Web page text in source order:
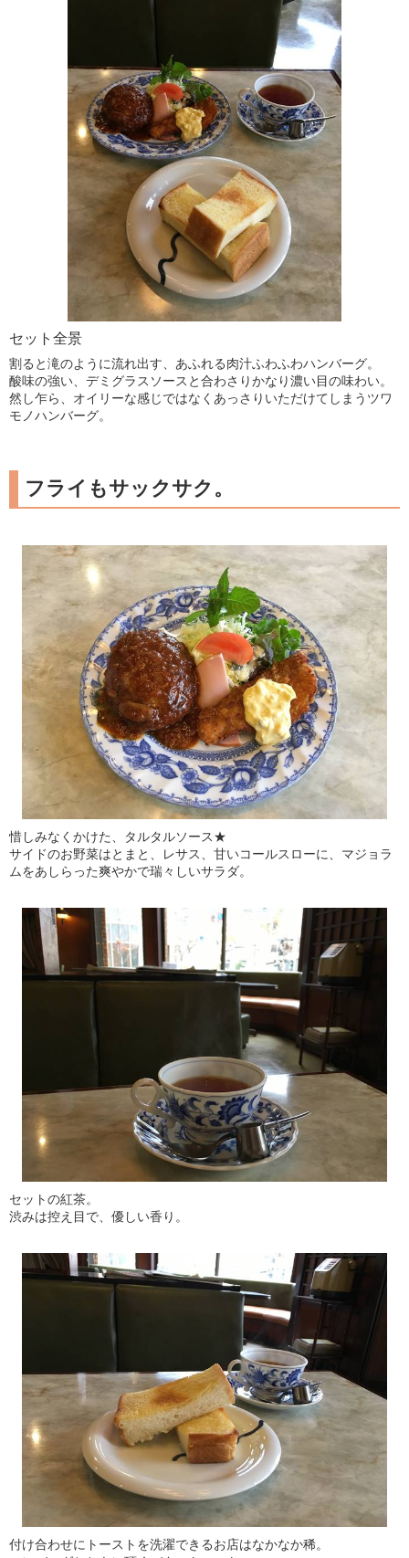
セット全景
割ると滝のように流れ出す、あふれる肉汁ふわふわハンバーグ。
酸味の強い、デミグラスソースと合わさりかなり濃い目の味わい。
然し乍ら、オイリーな感じではなくあっさりいただけてしまうツワ
モノハンバーグ。
フライもサックサク。
惜しみなくかけた、タルタルソース★
サイドのお野菜はとまと、レサス、甘いコールスローに、マジョラ
ムをあしらった爽やかで瑞々しいサラダ。
セットの紅茶。
渋みは控え目で、優しい香り。
付け合わせにトーストを洗濯できるお店はなかなか稀。